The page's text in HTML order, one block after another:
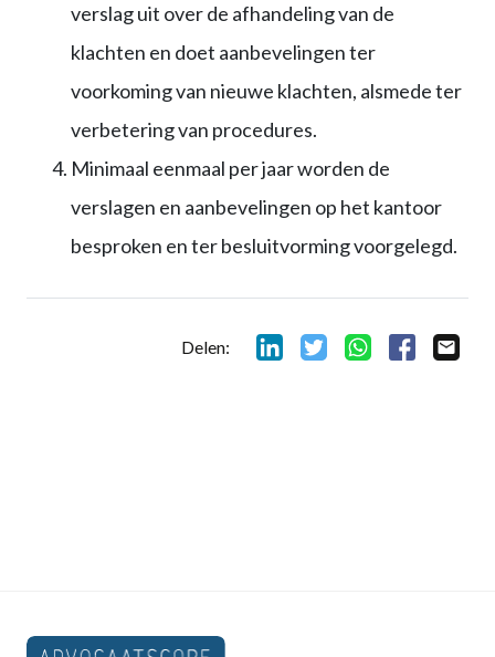
verslag uit over de afhandeling van de
klachten en doet aanbevelingen ter
voorkoming van nieuwe klachten, alsmede ter
verbetering van procedures.
Minimaal eenmaal per jaar worden de
verslagen en aanbevelingen op het kantoor
besproken en ter besluitvorming voorgelegd.
Delen: